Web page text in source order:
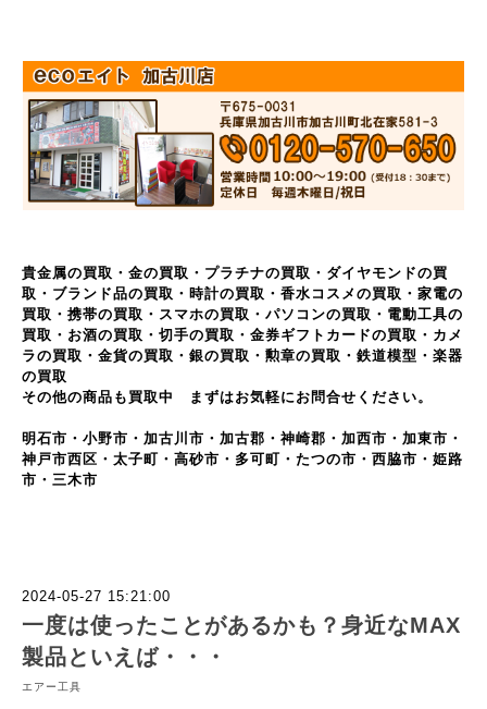
貴金属の買取・金の買取・プラチナの買取・ダイヤモンドの買
取・ブランド品の買取・時計の買取・香水コスメの買取・家電の
買取・携帯の買取・スマホの買取・パソコンの買取・電動工具の
買取・お酒の買取・切手の買取・金券ギフトカードの買取・カメ
ラの買取・金貨の買取・銀の買取・勲章の買取・鉄道模型・楽器
の買取
その他の商品も買取中 まずはお気軽にお問合せください。
明石市・小野市・加古川市・加古郡・神崎郡・加西市・加東市・
神戸市西区・太子町・高砂市・多可町・たつの市・西脇市・姫路
市・三木市
2024-05-27 15:21:00
一度は使ったことがあるかも？身近なMAX
製品といえば・・・
エアー工具